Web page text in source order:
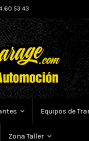
60 53 43
Equipos de
Zona Taller